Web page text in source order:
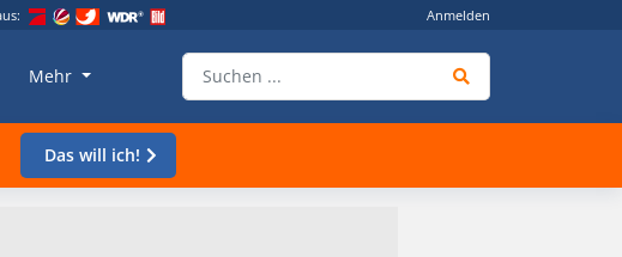
Anmelden
Mehr
Das will ich!